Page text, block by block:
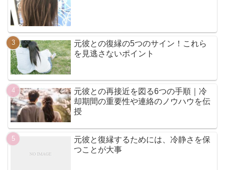
元彼との復縁の5つのサイン！これら
を見逃さないポイント
元彼との再接近を図る6つの手順｜冷
却期間の重要性や連絡のノウハウを伝
授
元彼と復縁するためには、冷静さを保
つことが大事